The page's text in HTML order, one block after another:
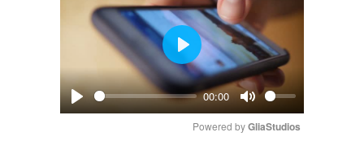
Play
00:00
Mute
Play
Powered by GliaStudios